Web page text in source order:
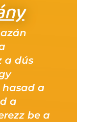
a dús
a
a
be a